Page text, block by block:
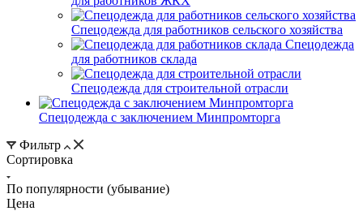
Спецодежда для работников сельского хозяйства
Спецодежда
для работников склада
Спецодежда для строительной отрасли
Спецодежда с заключением Минпромторга
Фильтр
Сортировка
По популярности (убывание)
Цена